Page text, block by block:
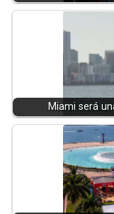
Miami será